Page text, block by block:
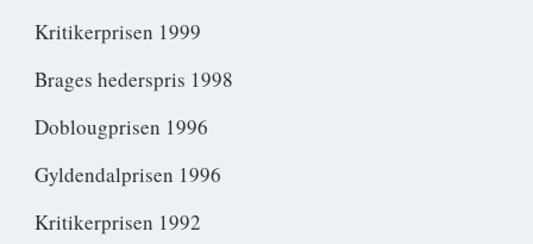
Kritikerprisen 1999
Brages hederspris 1998
Doblougprisen 1996
Gyldendalprisen 1996
Kritikerprisen 1992